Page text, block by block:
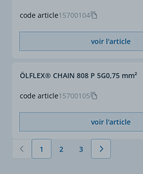
code article15700104
voir l'article
code article15700105
ÖLFLEX® CHAIN 808 P 5G0,75 mm²
voir l'article
Vous lisez actuellement la page
1 Page
2 Page
3